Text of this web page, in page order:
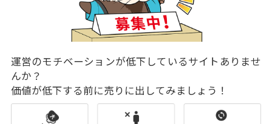
運営のモチベーションが低下しているサイトありませ
んか？
価値が低下する前に売りに出してみましょう！